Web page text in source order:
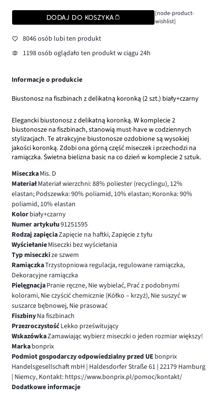
DODAJ DO KOSZYKA
[node-product-
wishlist]
8046 osób lubi ten produkt
1198 osób oglądało ten produkt w ciągu 24h
Informacje o produkcie
Biustonosz na fiszbinach z delikatną koronką (2 szt.) biały+czarny
Elegancki biustonosz z delikatną koronką. W komplecie 2
biustonosze na fiszbinach, stanowią must-have w codziennych
stylizacjach. Te atrakcyjne biustonosze ozdobione są wysokiej
jakości koronką. Zdobi ona górną część miseczek i przechodzi na
ramiączka. Świetna bielizna basic na co dzień w komplecie 2 sztuk.
MiseczkaMis. D
MateriałMateriał wierzchni: 88% poliester (recyclingu), 12%
elastan; Podszewka: 90% poliamid, 10% elastan; Koronka: 90%
poliamid, 10% elastan
Kolorbiały+czarny
Numer artykułu91251595
Rodzaj zapięciaZapięcie na haftki, Zapięcie z tyłu
WyściełanieMiseczki bez wyściełania
Typ miseczkize szwem
RamiączkaTrzystopniowa regulacja, regulowane ramiączka,
Dekoracyjne ramiączka
PielęgnacjaPranie ręczne, Nie wybielać, Prać z podobnymi
kolorami, Nie czyścić chemicznie (Kółko – krzyż), Nie suszyć w
suszarce bębnowej, Nie prasować
FiszbinyNa fiszbinach
PrzezroczystośćLekko prześwitujący
WskazówkaZamawiając wybierz miseczki o jeden rozmiar większy!
Markabonprix
Podmiot gospodarczy odpowiedzialny przed UE bonprix
Handelsgesellschaft mbH | Haldesdorfer Straße 61 | 22179 Hamburg
| Niemcy, Kontakt: https://www.bonprix.pl/pomoc/kontakt/
Dodatkowe informacje